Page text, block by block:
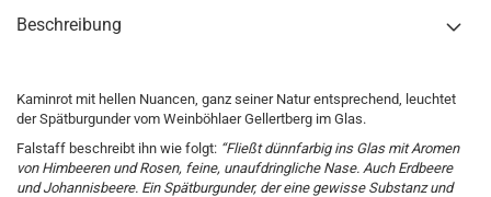
Beschreibung
Kaminrot mit hellen Nuancen, ganz seiner Natur entsprechend, leuchtet
der Spätburgunder vom Weinböhlaer Gellertberg im Glas.
Falstaff beschreibt ihn wie folgt: “Fließt dünnfarbig ins Glas mit Aromen
von Himbeeren und Rosen, feine, unaufdringliche Nase. Auch Erdbeere
und Johannisbeere. Ein Spätburgunder, der eine gewisse Substanz und